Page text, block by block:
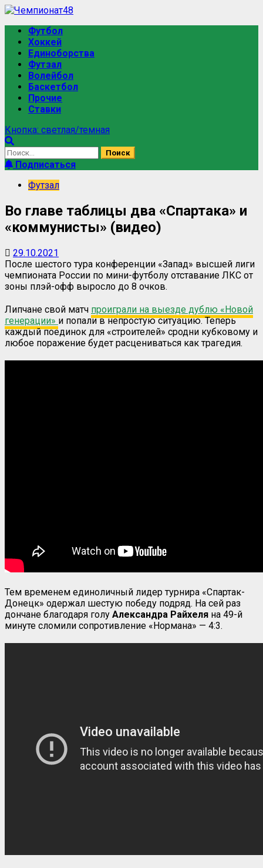
Перейти
содержимому
Основное
меню
Футбол
Хоккей
Единоборства
Футзал
Волейбол
Баскетбол
Прочие
Ставки
Кнопка: светлая/темная
Найти:
Подписаться
Футзал
Во главе таблицы два «Спартака» и
«коммунисты» (видео)
29.10.2021
После шестого тура конференции «Запад» высшей лиги
чемпионата России по мини-футболу отставание ЛКС от
зоны плэй-офф выросло до 8 очков.
Липчане свой матч проиграли на выезде дублю «Новой
генерации» и попали в непростую ситуацию. Теперь
каждый поединок для «строителей» сродни кубковому и
любое поражение будет расцениваться как трагедия.
Тем временем единоличный лидер турнира «Спартак-
Донецк» одержал шестую победу подряд. На сей раз
дончане благодаря голу Александра Райхеля на 49-й
минуте сломили сопротивление «Нормана» — 4:3.